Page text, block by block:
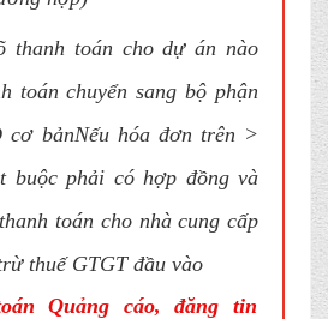
thanh toán cho dự án nào
toán chuyển sang bộ phận
cơ bảnNếu hóa đơn trên >
buộc phải có hợp đồng và
toán cho nhà cung cấp
thuế GTGT đầu vào
Quảng cáo, đăng tin